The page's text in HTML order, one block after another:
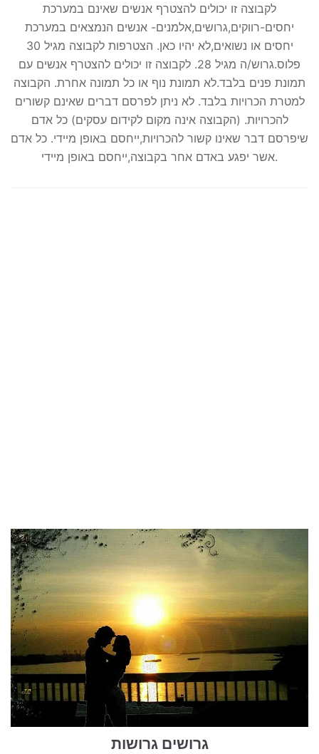
לקבוצה זו יכולים להצטרף אנשים שאינם במערכת
יחסים-רווקים,גרושים,אלמנים- אנשים הנמצאים במערכת
יחסים או נשואים,לא יהיו כאן. הצטרפות לקבוצה מגיל 30
פלוס.גרוש/ה מגיל 28. לקבוצה זו יכולים להצטרף אנשים עם
תמונת פנים בלבד.לא תמונת נוף או כל תמונה אחרת. הקבוצה
למטרת הכרויות בלבד. לא ניתן לפרסם דברים שאינם קשורים
להכרויות. (הקבוצה אינה מקום לקידום עסקים) כל אדם
שיפרסם דבר שאינו קשור להכרויות,ייחסם באופן מיידי. כל אדם
אשר יפגע באדם אחר בקבוצה,ייחסם באופן מיידי.
גרושים גרושות